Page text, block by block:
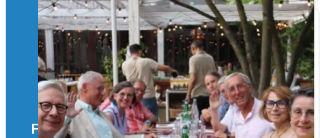
🚀Afterwork à Genève 🚀
🥳 Le 22 avril dernier, 14 Alumni vivant / travaillant
en Suisse ont partagé un moment convivial de
retrouvailles et d'échanges !
Merci à tous pour votre présence et à Alexandre
CHEA pour l'organisation !
Facebook